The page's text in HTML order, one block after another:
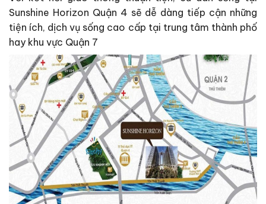
Sunshine Horizon Quận 4 sẽ dễ dàng tiếp cận những
tiện ích, dịch vụ sống cao cấp tại trung tâm thành phố
hay khu vực Quận 7